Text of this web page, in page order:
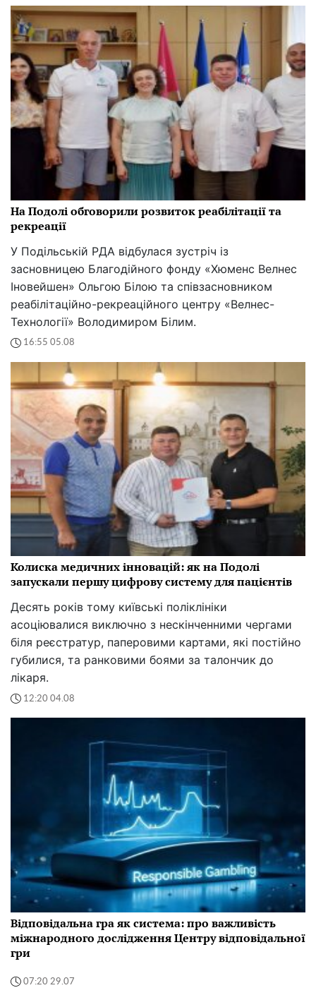
На Подолі обговорили розвиток реабілітації та
рекреації
У Подільській РДА відбулася зустріч із
засновницею Благодійного фонду «Хюменс Велнес
Іновейшен» Ольгою Білою та співзасновником
реабілітаційно-рекреаційного центру «Велнес-
Технології» Володимиром Білим.
16:55 05.08
Колиска медичних інновацій: як на Подолі
запускали першу цифрову систему для пацієнтів
Десять років тому київські поліклініки
асоціювалися виключно з нескінченними чергами
біля реєстратур, паперовими картами, які постійно
губилися, та ранковими боями за талончик до
лікаря.
12:20 04.08
Відповідальна гра як система: про важливість
міжнародного дослідження Центру відповідальної
гри
07:20 29.07